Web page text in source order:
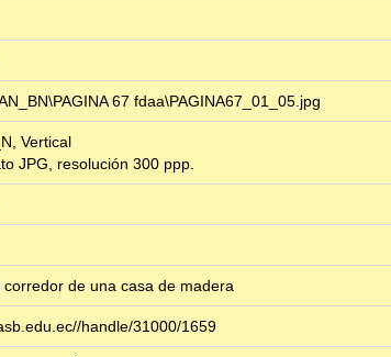
67 fdaa\PAGINA67_01_05.jpg
Vertical
JPG, resolución 300 ppp.
de una casa de madera
handle/31000/1659